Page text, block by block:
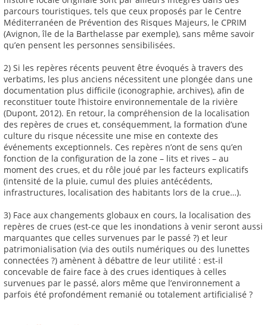
parcours touristiques, tels que ceux proposés par le Centre
Méditerranéen de Prévention des Risques Majeurs, le CPRIM
(Avignon, île de la Barthelasse par exemple), sans même savoir
qu’en pensent les personnes sensibilisées.
2) Si les repères récents peuvent être évoqués à travers des
verbatims, les plus anciens nécessitent une plongée dans une
documentation plus difficile (iconographie, archives), afin de
reconstituer toute l’histoire environnementale de la rivière
(Dupont, 2012). En retour, la compréhension de la localisation
des repères de crues et, conséquemment, la formation d’une
culture du risque nécessite une mise en contexte des
événements exceptionnels. Ces repères n’ont de sens qu’en
fonction de la configuration de la zone – lits et rives – au
moment des crues, et du rôle joué par les facteurs explicatifs
(intensité de la pluie, cumul des pluies antécédents,
infrastructures, localisation des habitants lors de la crue…).
3) Face aux changements globaux en cours, la localisation des
repères de crues (est-ce que les inondations à venir seront aussi
marquantes que celles survenues par le passé ?) et leur
patrimonialisation (via des outils numériques ou des lunettes
connectées ?) amènent à débattre de leur utilité : est-il
concevable de faire face à des crues identiques à celles
survenues par le passé, alors même que l’environnement a
parfois été profondément remanié ou totalement artificialisé ?